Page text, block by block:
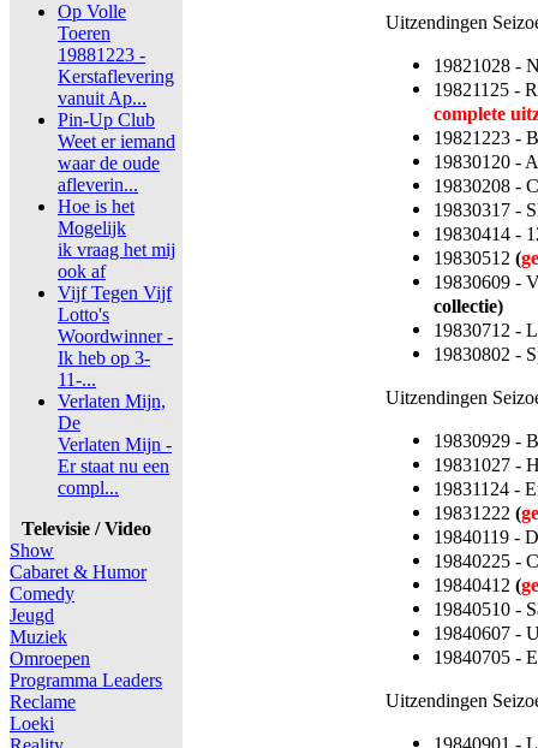
Op Volle
Toeren
19881223 -
Kerstaflevering
vanuit Ap...
Pin-Up Club
Weet er iemand
waar de oude
afleverin...
Hoe is het
Mogelijk
ik vraag het mij
ook af
Vijf Tegen Vijf
Lotto's
Woordwinner -
Ik heb op 3-
11-...
Verlaten Mijn,
De
Verlaten Mijn -
Er staat nu een
compl...
Televisie / Video
Show
Cabaret & Humor
Comedy
Jeugd
Muziek
Omroepen
Programma Leaders
Reclame
Loeki
Uitzendingen
19821028 -
19821125 -
complete
19821223 -
19830120 -
19830208 -
19830317 -
19830414 -
19830512 (
19830609 -
collectie)
19830712 -
19830802 -
Uitzendingen
19830929 -
19831027 -
19831124 -
19831222 (
19840119 -
19840225 -
19840412 (
19840510 -
19840607 -
19840705 -
Uitzendingen